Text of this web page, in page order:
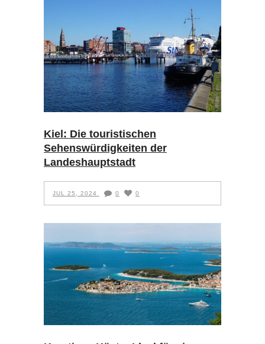
Kiel: Die touristischen
Sehenswürdigkeiten der
Landeshauptstadt
JUL 25, 2024 0 0